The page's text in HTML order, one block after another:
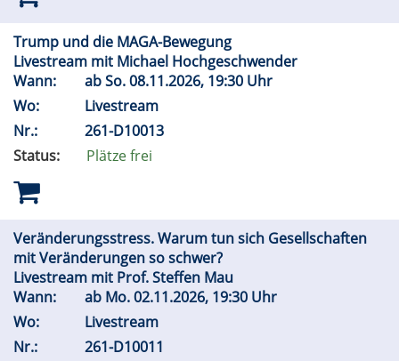
Trump und die MAGA-Bewegung
Livestream mit Michael Hochgeschwender
Wann:
abSo.08.11.2026, 19:30 Uhr
Wo:
Livestream
Nr.:
261-D10013
Status:
Plätze frei
Veränderungsstress. Warum tun sich Gesellschaften
mit Veränderungen so schwer?
Livestream mit Prof. Steffen Mau
Wann:
ab Mo.02.11.2026, 19:30 Uhr
Wo:
Livestream
Nr.:
261-D10011